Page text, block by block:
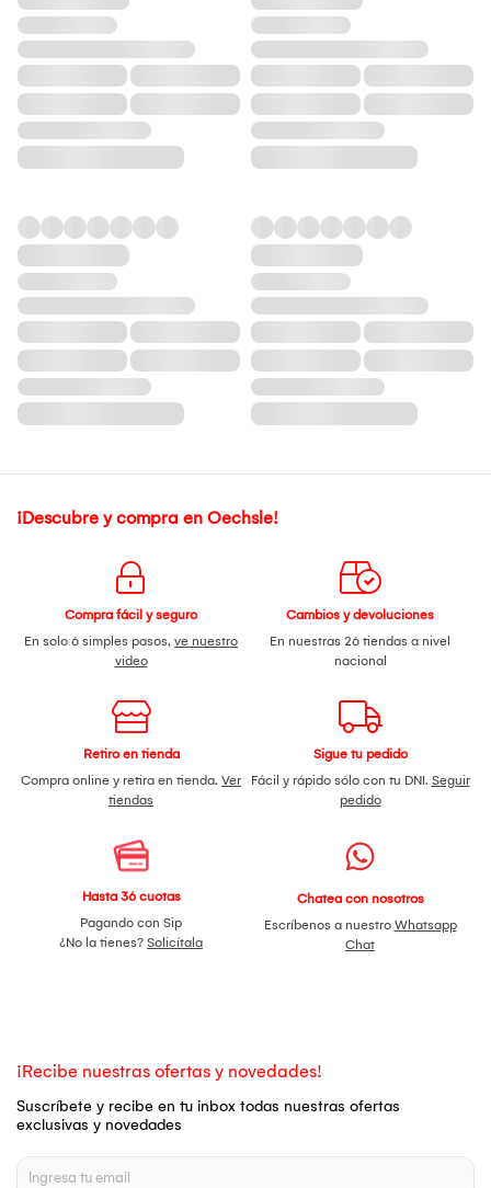
¡Descubre y compra en Oechsle!
Compra fácil y seguro
En solo 6 simples pasos, ve nuestro
video
Cambios y devoluciones
En nuestras 26 tiendas a nivel
nacional
Retiro en tienda
Compra online y retira en tienda. Ver
tiendas
Sigue tu pedido
Fácil y rápido sólo con tu DNI. Seguir
pedido
Hasta 36 cuotas
Pagando con Sip
¿No la tienes? Solicítala
Chatea con nosotros
Escríbenos a nuestro Whatsapp
Chat
¡Recibe nuestras ofertas y novedades!
Suscríbete y recibe en tu inbox todas nuestras ofertas
exclusivas y novedades